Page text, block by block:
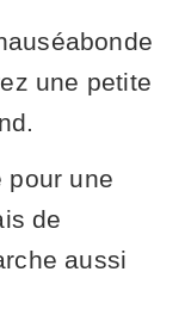
une petite
pour une
de
aussi